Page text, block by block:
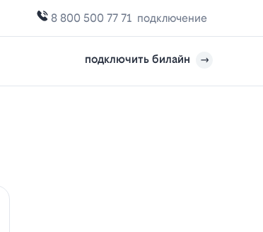
8 800 500 77 71 подключение
подключить билайн